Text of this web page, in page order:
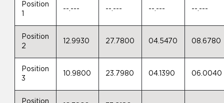
Position
1
--.--- --.--- --.--- --.---
Position
2
12.9930 27.7800 04.5470 08.6780
Position
3
10.9800 23.7980 04.1390 06.0040
Position